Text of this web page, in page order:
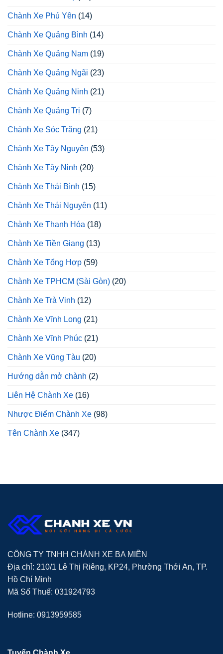
Chành Xe Phú Yên (14)
Chành Xe Quảng Bình (14)
Chành Xe Quảng Nam (19)
Chành Xe Quảng Ngãi (23)
Chành Xe Quảng Ninh (21)
Chành Xe Quảng Trị (7)
Chành Xe Sóc Trăng (21)
Chành Xe Tây Nguyên (53)
Chành Xe Tây Ninh (20)
Chành Xe Thái Bình (15)
Chành Xe Thái Nguyên (11)
Chành Xe Thanh Hóa (18)
Chành Xe Tiền Giang (13)
Chành Xe Tổng Hợp (59)
Chành Xe TPHCM (Sài Gòn) (20)
Chành Xe Trà Vinh (12)
Chành Xe Vĩnh Long (21)
Chành Xe Vĩnh Phúc (21)
Chành Xe Vũng Tàu (20)
Hướng dẫn mở chành (2)
Liên Hệ Chành Xe (16)
Nhược Điểm Chành Xe (98)
Tên Chành Xe (347)
CÔNG TY TNHH CHÀNH XE BA MIỀN
Địa chỉ: 210/1 Lê Thị Riêng, KP24, Phường Thới An, TP.
Hồ Chí Minh
Mã Số Thuế: 031924793
Hotline: 0913959585